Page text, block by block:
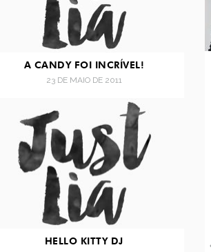
A CANDY FOI INCRÍVEL!
23 DE MAIO DE 2011
HELLO KITTY DJ